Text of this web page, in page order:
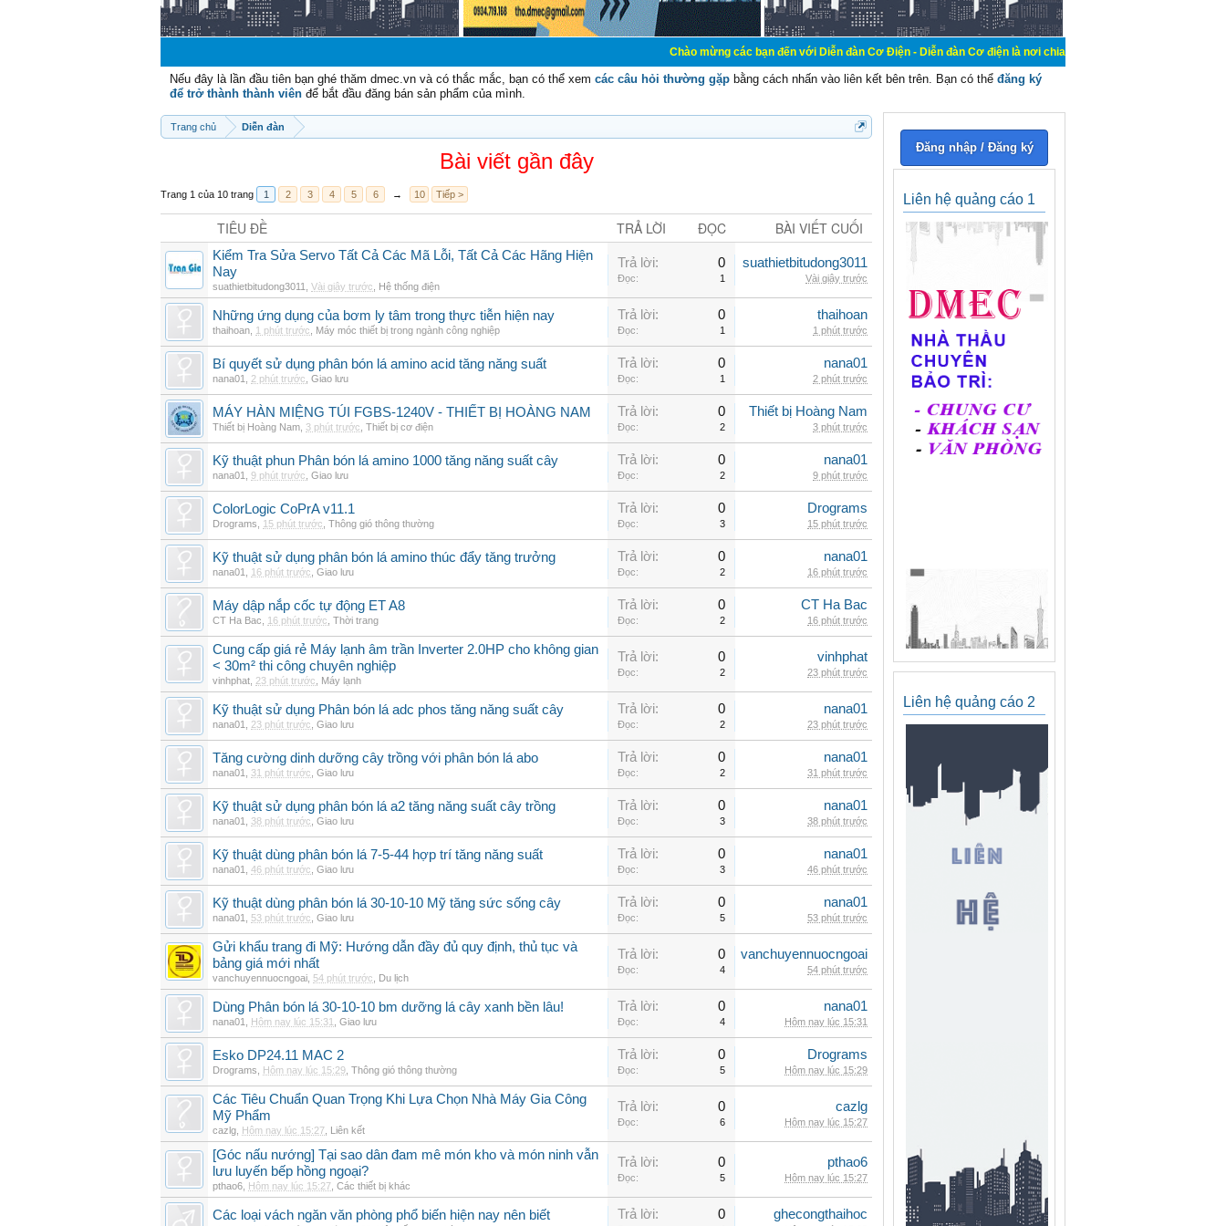
Chào mừng các bạn đến với Diễn đàn Cơ Điện - Diễn đàn Cơ điện là nơi chia sẽ kiến thức kinh nghiệm trong lãnh
Nếu đây là lần đầu tiên bạn ghé thăm dmec.vn và có thắc mắc, bạn có thể xem các câu hỏi thường gặp bằng cách nhấn vào liên kết bên trên. Bạn có thể đăng ký
để trở thành thành viên để bắt đầu đăng bán sản phẩm của mình.
Trang chủ Diễn đàn
Bài viết gần đây
Trang 1 của 10 trang 1 2 3 4 5 6 → 10 Tiếp >
TIÊU ĐỀ TRẢ LỜI ĐỌC BÀI VIẾT CUỐI
Kiểm Tra Sửa Servo Tất Cả Các Mã Lỗi, Tất Cả Các Hãng Hiện
Nay
suathietbitudong3011 Vài giây trước Hệ thống điện
Trả lời: 0
Đọc: 1
suathietbitudong3011
Vài giây trước
Những ứng dụng của bơm ly tâm trong thực tiễn hiện nay
thaihoan 1 phút trước Máy móc thiết bị trong ngành công nghiệp
Trả lời: 0
Đọc: 1
thaihoan
1 phút trước
Bí quyết sử dụng phân bón lá amino acid tăng năng suất
nana01 2 phút trước Giao lưu
Trả lời: 0
Đọc: 1
nana01
2 phút trước
MÁY HÀN MIỆNG TÚI FGBS-1240V - THIẾT BỊ HOÀNG NAM
Thiết bị Hoàng Nam 3 phút trước Thiết bị cơ điện
Trả lời: 0
Đọc: 2
Thiết bị Hoàng Nam
3 phút trước
Kỹ thuật phun Phân bón lá amino 1000 tăng năng suất cây
nana01 9 phút trước Giao lưu
Trả lời: 0
Đọc: 2
nana01
9 phút trước
ColorLogic CoPrA v11.1
Drograms 15 phút trước Thông gió thông thường
Trả lời: 0
Đọc: 3
Drograms
15 phút trước
Kỹ thuật sử dụng phân bón lá amino thúc đẩy tăng trưởng
nana01 16 phút trước Giao lưu
Trả lời: 0
Đọc: 2
nana01
16 phút trước
Máy dập nắp cốc tự động ET A8
CT Ha Bac 16 phút trước Thời trang
Trả lời: 0
Đọc: 2
CT Ha Bac
16 phút trước
Cung cấp giá rẻ Máy lạnh âm trần Inverter 2.0HP cho không gian
< 30m² thi công chuyên nghiệp
vinhphat 23 phút trước Máy lạnh
Trả lời: 0
Đọc: 2
vinhphat
23 phút trước
Kỹ thuật sử dụng Phân bón lá adc phos tăng năng suất cây
nana01 23 phút trước Giao lưu
Trả lời: 0
Đọc: 2
nana01
23 phút trước
Tăng cường dinh dưỡng cây trồng với phân bón lá abo
nana01 31 phút trước Giao lưu
Trả lời: 0
Đọc: 2
nana01
31 phút trước
Kỹ thuật sử dụng phân bón lá a2 tăng năng suất cây trồng
nana01 38 phút trước Giao lưu
Trả lời: 0
Đọc: 3
nana01
38 phút trước
Kỹ thuật dùng phân bón lá 7-5-44 hợp trí tăng năng suất
nana01 46 phút trước Giao lưu
Trả lời: 0
Đọc: 3
nana01
46 phút trước
Kỹ thuật dùng phân bón lá 30-10-10 Mỹ tăng sức sống cây
nana01 53 phút trước Giao lưu
Trả lời: 0
Đọc: 5
nana01
53 phút trước
Gửi khẩu trang đi Mỹ: Hướng dẫn đầy đủ quy định, thủ tục và
bảng giá mới nhất
vanchuyennuocngoai 54 phút trước Du lịch
Trả lời: 0
Đọc: 4
vanchuyennuocngoai
54 phút trước
Dùng Phân bón lá 30-10-10 bm dưỡng lá cây xanh bền lâu!
nana01 Hôm nay lúc 15:31 Giao lưu
Trả lời: 0
Đọc: 4
nana01
Hôm nay lúc 15:31
Esko DP24.11 MAC 2
Drograms Hôm nay lúc 15:29 Thông gió thông thường
Trả lời: 0
Đọc: 5
Drograms
Hôm nay lúc 15:29
Các Tiêu Chuẩn Quan Trọng Khi Lựa Chọn Nhà Máy Gia Công
Mỹ Phẩm
cazlg Hôm nay lúc 15:27 Liên kết
Trả lời: 0
Đọc: 6
cazlg
Hôm nay lúc 15:27
[Góc nấu nướng] Tại sao dân đam mê món kho và món ninh vẫn
lưu luyến bếp hồng ngoại?
pthao6 Hôm nay lúc 15:27 Các thiết bị khác
Trả lời: 0
Đọc: 5
pthao6
Hôm nay lúc 15:27
Các loại vách ngăn văn phòng phổ biến hiện nay nên biết Trả lời: 0 ghecongthaihoc
Đăng nhập / Đăng ký
Liên hệ quảng cáo 1
Liên hệ quảng cáo 2